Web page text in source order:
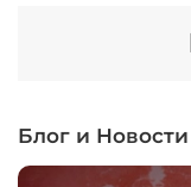
Блог и